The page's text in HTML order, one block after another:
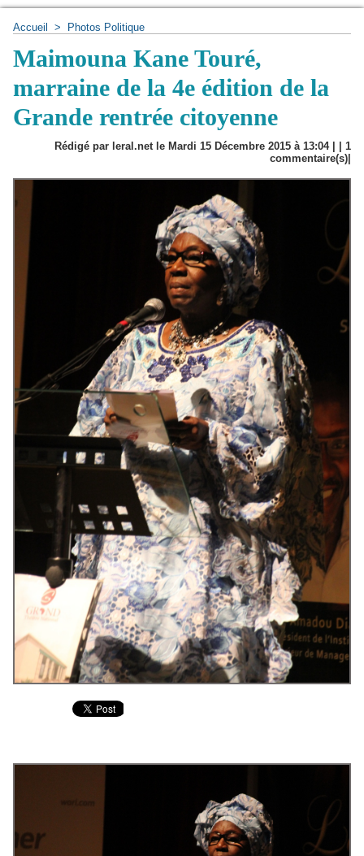
Accueil > Photos Politique
Maimouna Kane Touré,
marraine de la 4e édition de la
Grande rentrée citoyenne
Rédigé par leral.net le Mardi 15 Décembre 2015 à 13:04 | | 1
commentaire(s)|